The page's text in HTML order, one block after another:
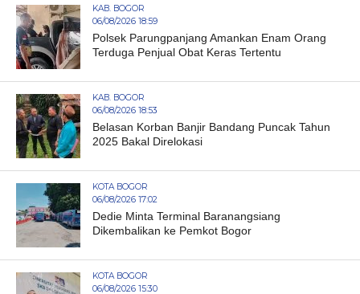
KAB. BOGOR
06/08/2026 18:59
Polsek Parungpanjang Amankan Enam Orang
Terduga Penjual Obat Keras Tertentu
KAB. BOGOR
06/08/2026 18:53
Belasan Korban Banjir Bandang Puncak Tahun
2025 Bakal Direlokasi
KOTA BOGOR
06/08/2026 17:02
Dedie Minta Terminal Baranangsiang
Dikembalikan ke Pemkot Bogor
KOTA BOGOR
06/08/2026 15:30